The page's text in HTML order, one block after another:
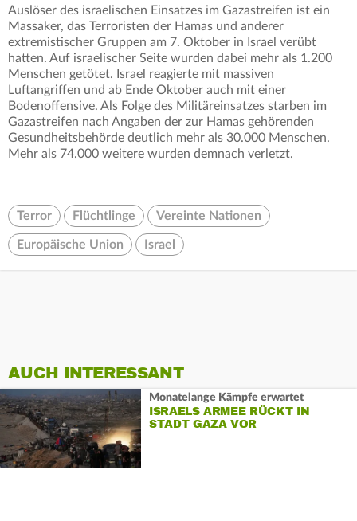
Auslöser des israelischen Einsatzes im Gazastreifen ist ein
Massaker, das Terroristen der Hamas und anderer
extremistischer Gruppen am 7. Oktober in Israel verübt
hatten. Auf israelischer Seite wurden dabei mehr als 1.200
Menschen getötet. Israel reagierte mit massiven
Luftangriffen und ab Ende Oktober auch mit einer
Bodenoffensive. Als Folge des Militäreinsatzes starben im
Gazastreifen nach Angaben der zur Hamas gehörenden
Gesundheitsbehörde deutlich mehr als 30.000 Menschen.
Mehr als 74.000 weitere wurden demnach verletzt.
Terror Flüchtlinge Vereinte Nationen
Europäische Union Israel
AUCH INTERESSANT
Monatelange Kämpfe erwartet
ISRAELS ARMEE RÜCKT IN
STADT GAZA VOR